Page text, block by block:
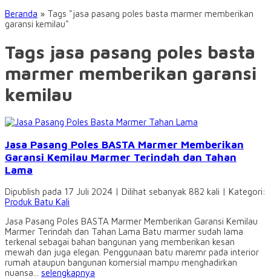
Beranda » Tags "jasa pasang poles basta marmer memberikan
garansi kemilau"
Tags jasa pasang poles basta
marmer memberikan garansi
kemilau
Jasa Pasang Poles BASTA Marmer Memberikan
Garansi Kemilau Marmer Terindah dan Tahan
Lama
Dipublish pada 17 Juli 2024 | Dilihat sebanyak 882 kali | Kategori:
Produk Batu Kali
Jasa Pasang Poles BASTA Marmer Memberikan Garansi Kemilau
Marmer Terindah dan Tahan Lama Batu marmer sudah lama
terkenal sebagai bahan bangunan yang memberikan kesan
mewah dan juga elegan. Penggunaan batu maremr pada interior
rumah ataupun bangunan komersial mampu menghadirkan
nuansa... selengkapnya